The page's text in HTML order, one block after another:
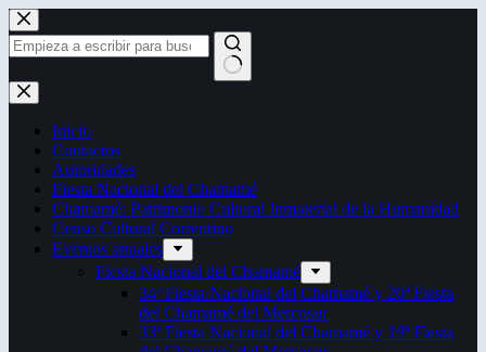
Saltar
al
contenido
Sin
resultados
Inicio
Contactos
Autoridades
Fiesta Nacional del Chamamé
Chamamé: Patrimonio Cultural Inmaterial de la Humanidad
Censo Cultural Correntino
Eventos anuales
Fiesta Nacional del Chamamé
34ª Fiesta Nacional del Chamamé y 20ª Fiesta
del Chamamé del Mercosur
33ª Fiesta Nacional del Chamamé y 19ª Fiesta